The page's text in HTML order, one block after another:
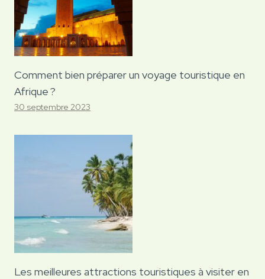
Comment bien préparer un voyage touristique en
Afrique ?
30 septembre 2023
Les meilleures attractions touristiques à visiter en